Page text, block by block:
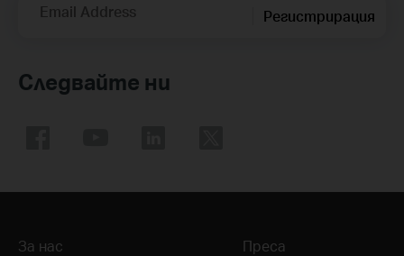
Email Address Регистрирация
Следвайте ни
За нас Преса